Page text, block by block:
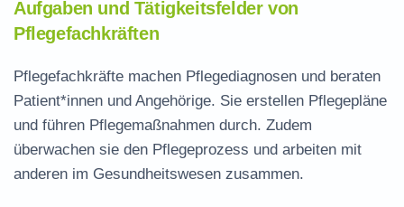
Aufgaben und Tätigkeitsfelder von
Pflegefachkräften
Pflegefachkräfte machen Pflegediagnosen und beraten
Patient*innen und Angehörige. Sie erstellen Pflegepläne
und führen Pflegemaßnahmen durch. Zudem
überwachen sie den Pflegeprozess und arbeiten mit
anderen im Gesundheitswesen zusammen.